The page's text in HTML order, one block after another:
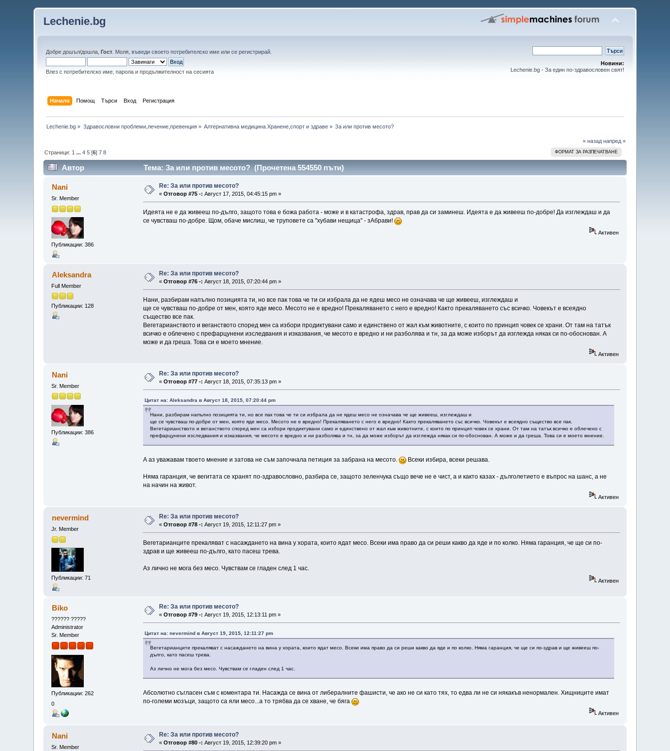
Lechenie.bg
Добре дошъл/дошла,Гост . Моля,въведи своето потребителско име илисе регистрирай
Влез с потребителско име, парола и продължителност на сесията
Новини:
Lechenie.bg - За един по-здравословен свят!
Начало Помощ Търси Вход Регистрация
Lechenie.bg » Здравословни проблеми,лечение,превенция» Алтернативна медицина.Хранене,спорт и здраве » За или против месото?
« назад напред »
ФОРМАТ ЗА РАЗПЕЧАТВАНЕ
Страници: 1 ...4 5 [6]7 8
Автор Тема: За или против месото? (Прочетена 554550 пъти)
Nani
Sr. Member
Публикации: 386
Re: За или против месото?
«Отговор #75 -: Август 17, 2015, 04:45:15 pm »
Идеята не е да живееш по-дълго, защото това е божа работа - може и в катастрофа, здрав, прав да си заминеш. Идеята е да живееш по-добре! Да изглеждаш и да
се чувстваш по-добре. Щом, обаче мислиш, че труповете са ''хубави нещица'' - зАбрави!
Активен
Aleksandra
Full Member
Публикации: 128
Re: За или против месото?
«Отговор #76 -: Август 18, 2015, 07:20:44 pm »
Нани, разбирам напълно позицията ти, но все пак това че ти си избрала да не ядеш месо не означава че ще живееш, изглеждаш и
ще се чувстваш по-добре от мен, която яде месо. Месото не е вредно! Прекаляването с него е вредно! Както прекаляването със всичко. Човекът е всеядно
същество все пак.
Вегетарианството и веганството според мен са избори продиктувани само и единствено от жал към животните, с които по принцип човек се храни. От там на татък
всичко е облечено с префарцунени изследвания и изказвания, че месото е вредно и ни разболява и тн, за да може изборът да изглежда някак си по-обоснован. А
може и да греша. Това си е моето мнение.
Активен
Nani
Sr. Member
Публикации: 386
Re: За или против месото?
«Отговор #77 -: Август 18, 2015, 07:35:13 pm »
Цитат на: Aleksandra в Август 18, 2015, 07:20:44 pm
Нани, разбирам напълно позицията ти, но все пак това че ти си избрала да не ядеш месо не означава че ще живееш, изглеждаш и
ще се чувстваш по-добре от мен, която яде месо. Месото не е вредно! Прекаляването с него е вредно! Както прекаляването със всичко. Човекът е всеядно същество все пак.
Вегетарианството и веганството според мен са избори продиктувани само и единствено от жал към животните, с които по принцип човек се храни. От там на татък всичко е облечено с
префарцунени изследвания и изказвания, че месото е вредно и ни разболява и тн, за да може изборът да изглежда някак си по-обоснован. А може и да греша. Това си е моето мнение.
А аз уважавам твоето мнение и затова не съм започнала петиция за забрана на месото. Всеки избира, всеки решава.
Няма гаранция, че вегитата се хранят по-здравословно, разбира се, защото зеленчука също вече не е чист, а и както казах - дълголетието е въпрос на шанс, а не
на начин на живот.
Активен
nevermind
Jr. Member
Публикации: 71
Re: За или против месото?
«Отговор #78 -: Август 19, 2015, 12:11:27 pm »
Вегетарианците прекаляват с насаждането на вина у хората, които ядат месо. Всеки има право да си реши какво да яде и по колко. Няма гаранция, че ще си по-
здрав и ще живееш по-дълго, като пасеш трева.
Аз лично не мога без месо. Чувствам се гладен след 1 час.
Активен
Biko
?????? ?????
Administrator
Sr. Member
Публикации: 262
0
Re: За или против месото?
«Отговор #79 -: Август 19, 2015, 12:13:11 pm »
Цитат на: nevermind в Август 19, 2015, 12:11:27 pm
Вегетарианците прекаляват с насаждането на вина у хората, които ядат месо. Всеки има право да си реши какво да яде и по колко. Няма гаранция, че ще си по-здрав и ще живееш по-
дълго, като пасеш трева.
Аз лично не мога без месо. Чувствам се гладен след 1 час.
Абсолютно съгласен съм с коментара ти. Насажда се вина от либералните фашисти, че ако не си като тях, то едва ли не си някакъв ненормален. Хищниците имат
по-големи мозъци, защото са яли месо...а то трябва да се хване, че бяга
Активен
Nani
Sr. Member
Re: За или против месото?
«Отговор #80 -: Август 19, 2015, 12:39:20 pm »